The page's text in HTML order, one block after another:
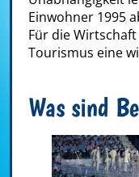
Einwohner 1995
Für die
Tourismus eine
Was sind